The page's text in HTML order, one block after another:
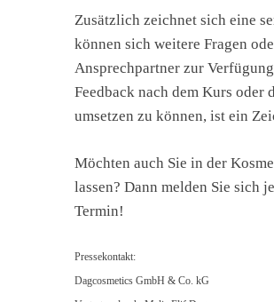
Zusätzlich zeichnet sich eine
können sich weitere Fragen
Ansprechpartner zur
Feedback nach dem Kurs oder
umsetzen zu können, ist ein
Möchten auch Sie in der
lassen? Dann melden Sie sich
Termin!
Pressekontakt:
Dagcosmetics GmbH & Co. kG